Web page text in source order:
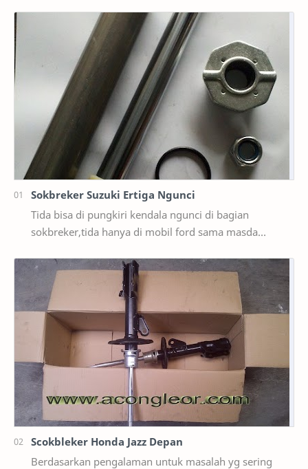
Sokbreker Suzuki Ertiga Ngunci
Tida bisa di pungkiri kendala ngunci di bagian
sokbreker,tida hanya di mobil ford sama masda
Scokbleker Honda Jazz Depan
Berdasarkan pengalaman untuk masalah yg sering